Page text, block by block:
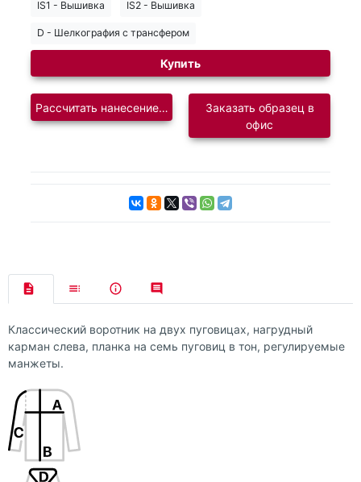
IS1 - Вышивка IS2 - Вышивка
D - Шелкография с трансфером
Купить
Рассчитать нанесение логотипаЗаказать образец в
офис
Классический воротник на двух пуговицах, нагрудный
карман слева, планка на семь пуговиц в тон, регулируемые
манжеты.